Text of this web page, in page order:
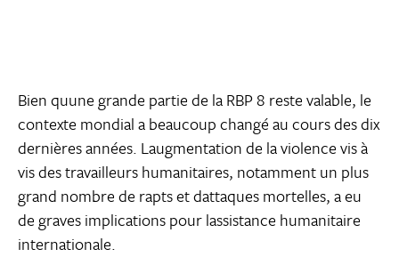
Bien quune grande partie de la RBP 8 reste valable, le
contexte mondial a beaucoup changé au cours des dix
dernières années. Laugmentation de la violence vis à
vis des travailleurs humanitaires, notamment un plus
grand nombre de rapts et dattaques mortelles, a eu
de graves implications pour lassistance humanitaire
internationale.